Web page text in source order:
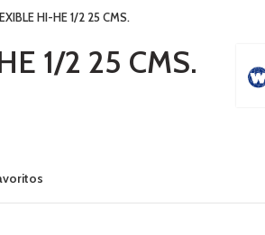
HI-HE 1/2 25 CMS.
1/2 25 CMS.